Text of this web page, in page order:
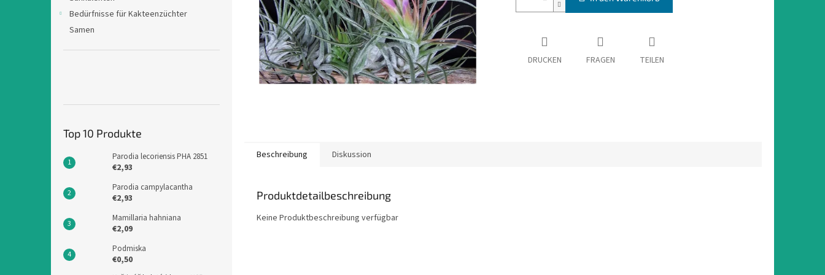
Bedürfnisse für Kakteenzüchter
Samen
Top 10 Produkte
Parodia lecoriensis PHA 2851
€2,93
Parodia campylacantha
€2,93
Mamillaria hahniana
€2,09
Podmiska
€0,50
DRUCKEN FRAGEN TEILEN
Beschreibung Diskussion
Produktdetailbeschreibung
Keine Produktbeschreibung verfügbar